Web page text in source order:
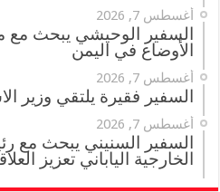
أغسطس 7, 2026
السفير الوحيشي يبحث
الأوضاع في اليمن
أغسطس 7, 2026
السفير فقيرة يلتقي وزير
أغسطس 7, 2026
السفير السنيني يبحث مع
الخارجية الياباني تعزيز